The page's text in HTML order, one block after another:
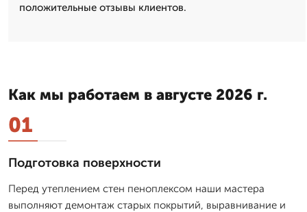
положительные отзывы клиентов.
Как мы работаем в августе 2026 г.
01
Подготовка поверхности
Перед утеплением стен пеноплексом наши мастера
выполняют демонтаж старых покрытий, выравнивание и